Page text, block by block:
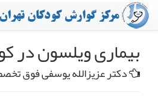
بیماری ویلسون در
دکتر عزیزالله یوسفی فوق